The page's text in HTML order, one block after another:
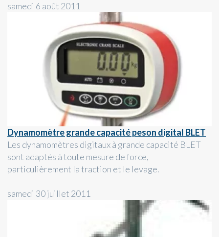
samedi 6 août 2011
Dynamomètre grande capacité peson digital BLET
Les dynamomètres digitaux à grande capacité BLET
sont adaptés à toute mesure de force,
particulièrement la traction et le levage.
samedi 30 juillet 2011